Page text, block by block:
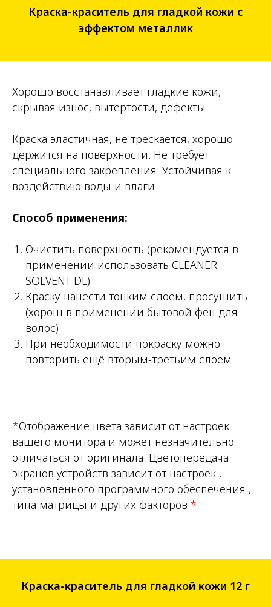
Краска-краситель для гладкой кожи с
эффектом металлик
Хорошо восстанавливает гладкие кожи,
скрывая износ, вытертости, дефекты.
Краска эластичная, не трескается, хорошо
держится на поверхности. Не требует
специального закрепления. Устойчивая к
воздействию воды и влаги
Способ применения:
Очистить поверхность (рекомендуется в
применении использовать CLEANER
SOLVENT DL)
Краску нанести тонким слоем, просушить
(хорош в применении бытовой фен для
волос)
При необходимости покраску можно
повторить ещё вторым-третьим слоем.
*Отображение цвета зависит от настроек
вашего монитора и может незначительно
отличаться от оригинала. Цветопередача
экранов устройств зависит от настроек ,
установленного программного обеспечения ,
типа матрицы и других факторов.*
Краска-краситель для гладкой кожи 12 г